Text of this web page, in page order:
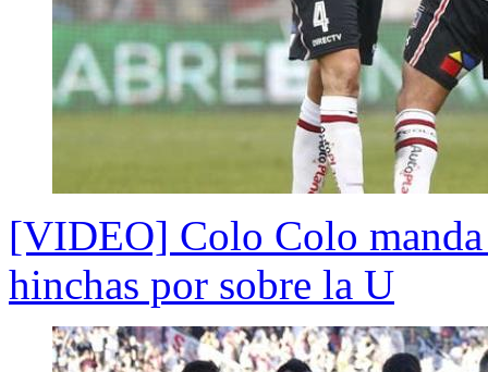
[VIDEO] Colo Colo
hinchas por sobre la U